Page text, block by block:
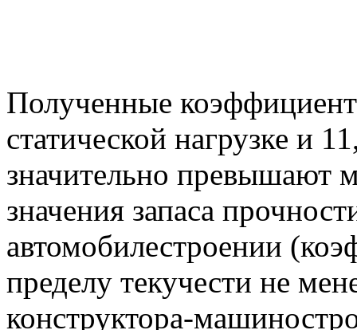
Полученные
статической нагрузке и
значительно превышают
значения запаса
автомобилестроении
пределу текучести не
конструктора-